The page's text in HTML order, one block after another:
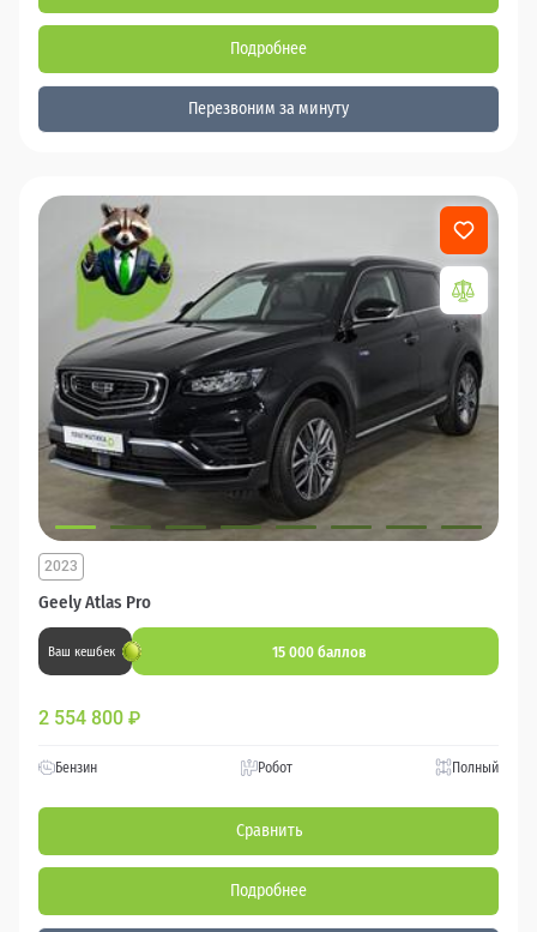
Подробнее
Перезвоним за минуту
Geely Atlas Pro
2023
Ваш кешбек 15 000 баллов
2 554 800 ₽
Бензин Робот Полный
Сравнить
Подробнее